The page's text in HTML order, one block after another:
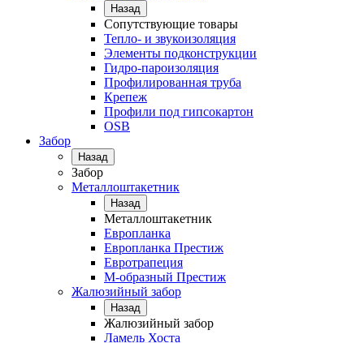
Назад
Сопутствующие товары
Тепло- и звукоизоляция
Элементы подконструкции
Гидро-пароизоляция
Профилированная труба
Крепеж
Профили под гипсокартон
OSB
Забор
Назад
Забор
Металлоштакетник
Назад
Металлоштакетник
Европланка
Европланка Престиж
Евротрапеция
М-образный Престиж
Жалюзийный забор
Назад
Жалюзийный забор
Ламель Хоста